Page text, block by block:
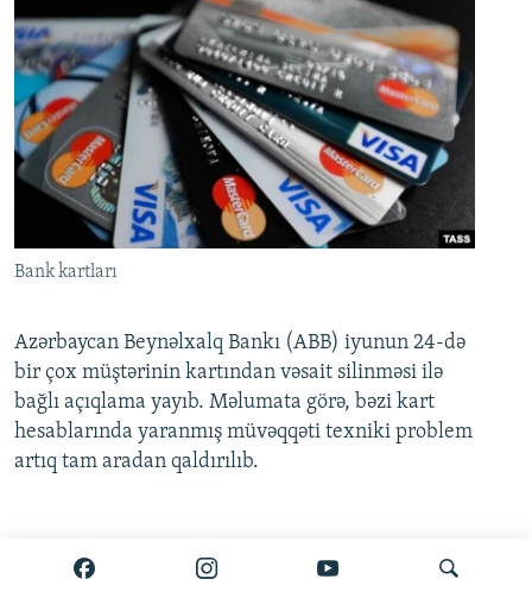
Bank kartları
Azərbaycan Beynəlxalq Bankı (ABB) iyunun 24-də
bir çox müştərinin kartından vəsait silinməsi ilə
bağlı açıqlama yayıb. Məlumata görə, bəzi kart
hesablarında yaranmış müvəqqəti texniki problem
artıq tam aradan qaldırılıb.
Ətraflı burada oxuyun